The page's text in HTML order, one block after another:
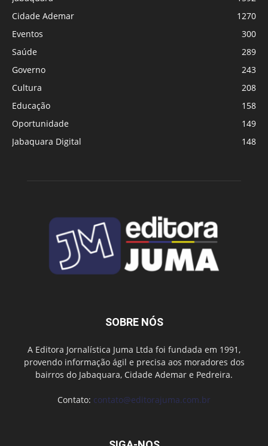
Cidade Ademar
1270
Eventos
300
Saúde
289
Governo
243
Cultura
208
Educação
158
Oportunidade
149
Jabaquara Digital
148
SOBRE NÓS
A Editora Jornalística Juma Ltda foi fundada em 1991,
provendo informação ágil e precisa aos moradores dos
bairros do Jabaquara, Cidade Ademar e Pedreira.
Contato: contato@editorajuma.com.br